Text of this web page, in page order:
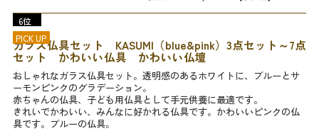
6位
PICK UP
ガラス仏具セット KASUMI（blue&pink）3点セット～7点
セット かわいい仏具 かわいい仏壇
おしゃれなガラス仏具セット。透明感のあるホワイトに、ブルーとサ
ーモンピンクのグラデーション。
赤ちゃんの仏具、子ども用仏具として手元供養に最適です。
きれいでかわいい、みんなに好かれる仏具です。かわいいピンクの仏
具です。ブルーの仏具。